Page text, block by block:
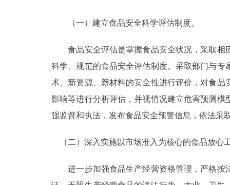
（一）建立食品安全科学评估制度。
食品安全评估是掌握食品安全状况，采取相
科学、规范的食品安全评估制度。采取部门与
术、新资源、新材料的安全性进行评价，对食
影响等进行分析评估，并视情况建立危害预测
强监督和执法，发布食品安全预警信息，依法采
（二）深入实施以市场准入为核心的食品放心
进一步加强食品生产经营资格管理，严格按